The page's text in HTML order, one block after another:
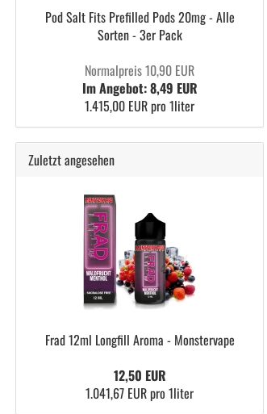
Pod Salt Fits Prefilled Pods 20mg - Alle
Sorten - 3er Pack
Normalpreis 10,90 EUR
Im Angebot: 8,49 EUR
1.415,00 EUR pro 1liter
Zuletzt angesehen
Frad 12ml Longfill Aroma - Monstervape
12,50 EUR
1.041,67 EUR pro 1liter